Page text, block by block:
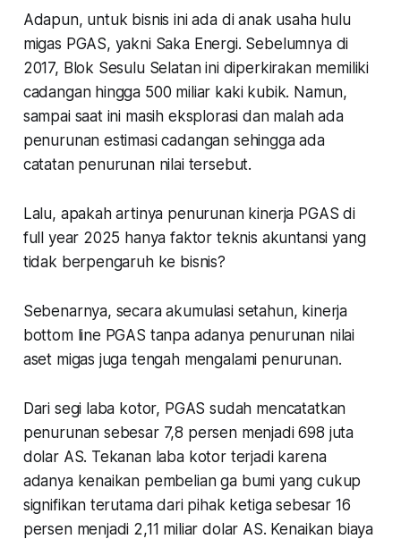
Adapun, untuk bisnis ini ada di anak usaha hulu
migas PGAS, yakni Saka Energi. Sebelumnya di
2017, Blok Sesulu Selatan ini diperkirakan memiliki
cadangan hingga 500 miliar kaki kubik. Namun,
sampai saat ini masih eksplorasi dan malah ada
penurunan estimasi cadangan sehingga ada
catatan penurunan nilai tersebut.
Lalu, apakah artinya penurunan kinerja PGAS di
full year 2025 hanya faktor teknis akuntansi yang
tidak berpengaruh ke bisnis?
Sebenarnya, secara akumulasi setahun, kinerja
bottom line PGAS tanpa adanya penurunan nilai
aset migas juga tengah mengalami penurunan.
Dari segi laba kotor, PGAS sudah mencatatkan
penurunan sebesar 7,8 persen menjadi 698 juta
dolar AS. Tekanan laba kotor terjadi karena
adanya kenaikan pembelian ga bumi yang cukup
signifikan terutama dari pihak ketiga sebesar 16
persen menjadi 2,11 miliar dolar AS. Kenaikan biaya